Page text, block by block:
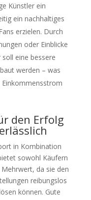
Künstler ein
ein nachhaltiges
erzielen. Durch
oder Einblicke
eine bessere
werden – was
den Erfolg
in Kombination
sowohl Käufern
da sie den
reibungslos
können. Gute